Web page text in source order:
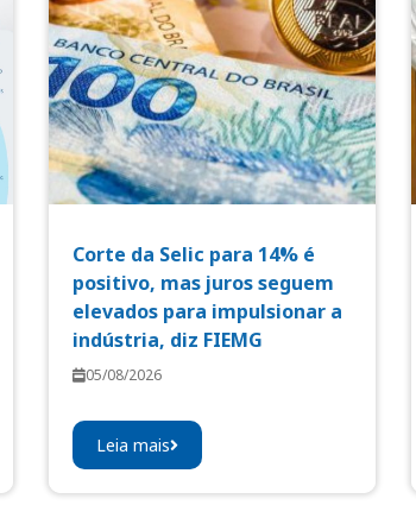
Corte da Selic para 14% é
positivo, mas juros seguem
elevados para impulsionar a
indústria, diz FIEMG
05/08/2026
Leia mais